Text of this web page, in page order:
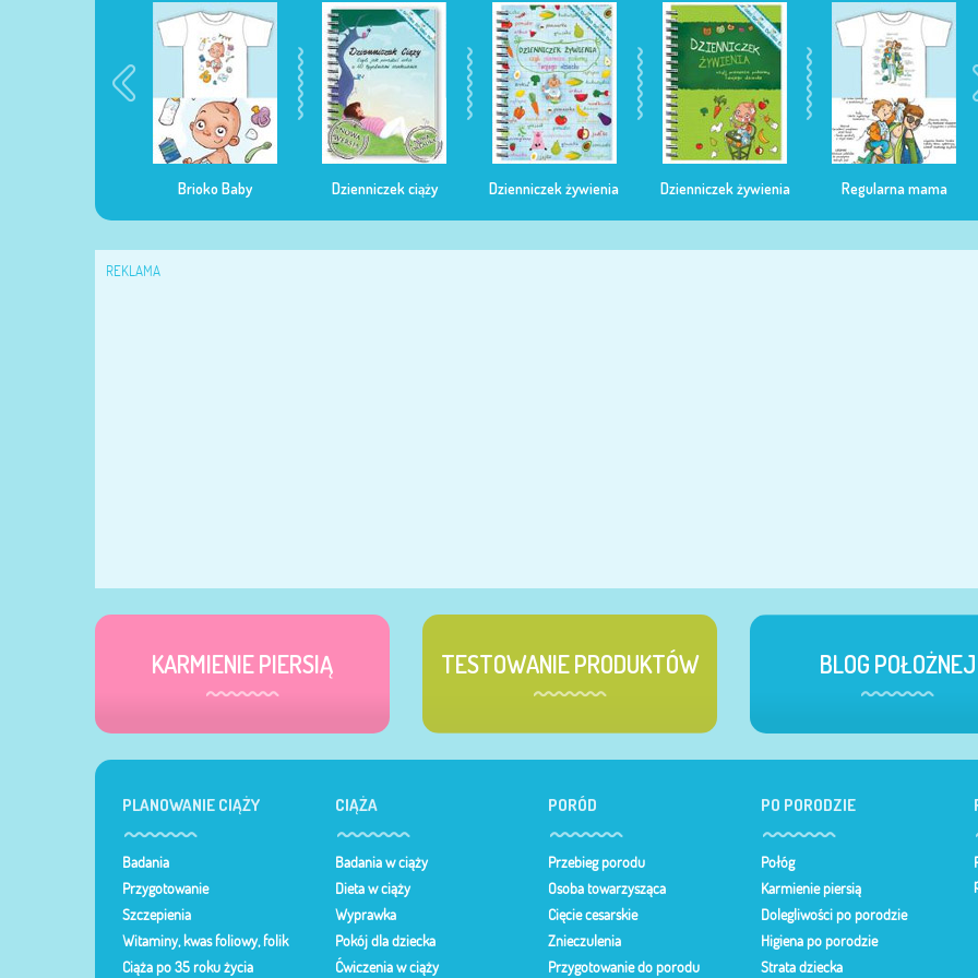
Brioko Baby Dzienniczek ciąży Dzienniczek żywienia Dzienniczek żywienia Regularna mama
REKLAMA
KARMIENIE PIERSIĄ TESTOWANIE PRODUKTÓW BLOG POŁOŻNEJ
PLANOWANIE CIĄŻY
Badania
Przygotowanie
Szczepienia
Witaminy, kwas foliowy, folik
Ciąża po 35 roku życia
CIĄŻA
Badania w ciąży
Dieta w ciąży
Wyprawka
Pokój dla dziecka
Ćwiczenia w ciąży
PORÓD
Przebieg porodu
Osoba towarzysząca
Cięcie cesarskie
Znieczulenia
Przygotowanie do porodu
PO PORODZIE
Połóg
Karmienie piersią
Dolegliwości po porodzie
Higiena po porodzie
Strata dziecka